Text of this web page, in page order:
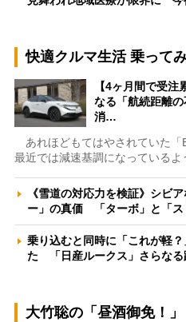
快適クルマ生活 乗って
【4ヶ月間で受
なる「航続距離
消…
あれほどもてはやされていた「
最近では減速基調になっている
《雪道の対応力を検証》シビ
ー」の真価 「ターボ」と「
乗り込むと同時に「これが軽
た 「日産ルークス」さらな
大竹聡の「昼酒御免！」